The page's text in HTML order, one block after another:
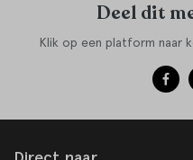
Deel dit
Klik op een platform naar